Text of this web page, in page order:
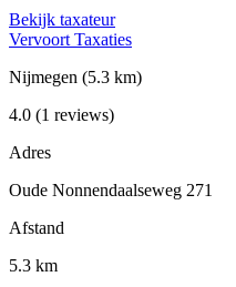
Bekijk taxateur
Vervoort Taxaties
Nijmegen (5.3 km)
4.0 (1 reviews)
Adres
Oude Nonnendaalseweg 271
Afstand
5.3 km